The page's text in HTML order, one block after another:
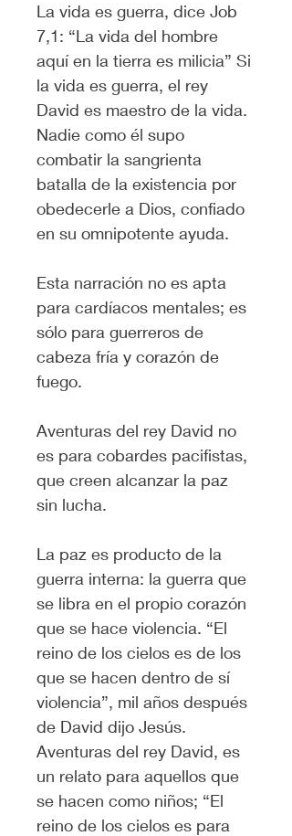
La vida es guerra, dice Job
7,1: “La vida del hombre
aquí en la tierra es milicia” Si
la vida es guerra, el rey
David es maestro de la vida.
Nadie como él supo
combatir la sangrienta
batalla de la existencia por
obedecerle a Dios, confiado
en su omnipotente ayuda.
Esta narración no es apta
para cardíacos mentales; es
sólo para guerreros de
cabeza fría y corazón de
fuego.
Aventuras del rey David no
es para cobardes pacifistas,
que creen alcanzar la paz
sin lucha.
La paz es producto de la
guerra interna: la guerra que
se libra en el propio corazón
que se hace violencia. “El
reino de los cielos es de los
que se hacen dentro de sí
violencia”, mil años después
de David dijo Jesús.
Aventuras del rey David, es
un relato para aquellos que
se hacen como niños; “El
reino de los cielos es para